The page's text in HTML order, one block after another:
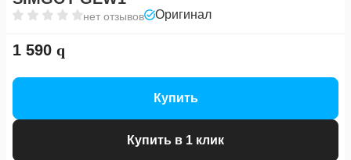
нет отзывов Оригинал
1 590
Купить
Купить в 1 клик